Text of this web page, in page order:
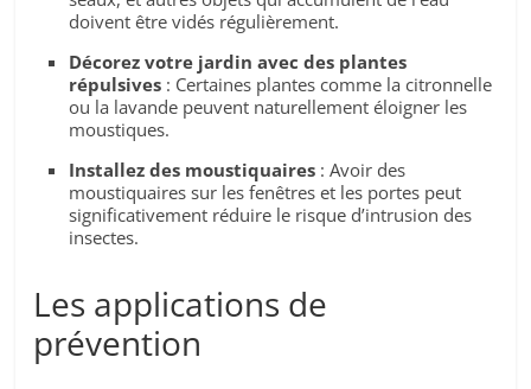
doivent être vidés régulièrement.
Décorez votre jardin avec des plantes
répulsives : Certaines plantes comme la citronnelle
ou la lavande peuvent naturellement éloigner les
moustiques.
Installez des moustiquaires : Avoir des
moustiquaires sur les fenêtres et les portes peut
significativement réduire le risque d’intrusion des
insectes.
Les applications de
prévention